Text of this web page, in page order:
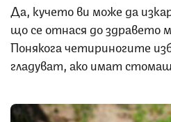
Да, кучето ви може да
що се отнася до здравето
Понякога четириногите
гладуват, ако имат